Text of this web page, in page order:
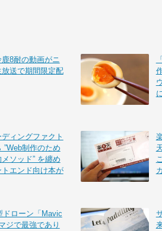
8耐の動画がニ
送で期間限定配
ィングファクト
”Web制作のため
ソッド” を纏め
エンド向け本が
ドローン「Mavic
ジで最強であり